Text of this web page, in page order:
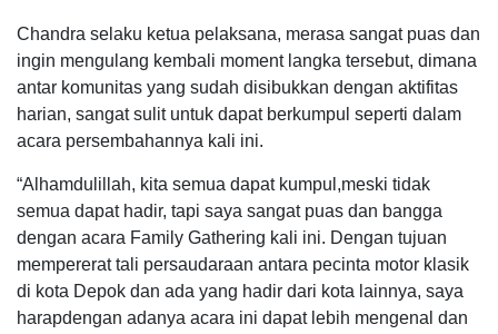
Chandra selaku ketua pelaksana, merasa sangat puas dan
ingin mengulang kembali moment langka tersebut, dimana
antar komunitas yang sudah disibukkan dengan aktifitas
harian, sangat sulit untuk dapat berkumpul seperti dalam
acara persembahannya kali ini.
“Alhamdulillah, kita semua dapat kumpul,meski tidak
semua dapat hadir, tapi saya sangat puas dan bangga
dengan acara Family Gathering kali ini. Dengan tujuan
mempererat tali persaudaraan antara pecinta motor klasik
di kota Depok dan ada yang hadir dari kota lainnya, saya
harapdengan adanya acara ini dapat lebih mengenal dan